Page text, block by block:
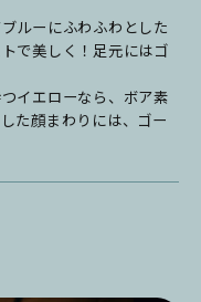
ルーにふわふわとした
で美しく！足元にはゴ
イエローなら、ボア素
た顔まわりには、ゴー